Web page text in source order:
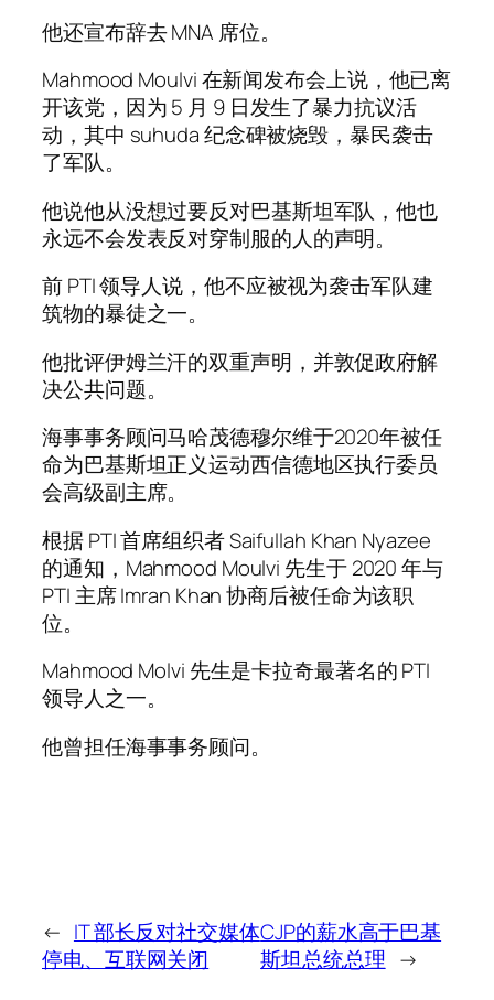
他还宣布辞去 MNA 席位。
Mahmood Moulvi 在新闻发布会上说，他已离
开该党，因为 5 月 9 日发生了暴力抗议活
动，其中 suhuda 纪念碑被烧毁，暴民袭击
了军队。
他说他从没想过要反对巴基斯坦军队，他也
永远不会发表反对穿制服的人的声明。
前 PTI 领导人说，他不应被视为袭击军队建
筑物的暴徒之一。
他批评伊姆兰汗的双重声明，并敦促政府解
决公共问题。
海事事务顾问马哈茂德穆尔维于2020年被任
命为巴基斯坦正义运动西信德地区执行委员
会高级副主席。
根据 PTI 首席组织者 Saifullah Khan Nyazee
的通知，Mahmood Moulvi 先生于 2020 年与
PTI 主席 Imran Khan 协商后被任命为该职
位。
Mahmood Molvi 先生是卡拉奇最著名的 PTI
领导人之一。
他曾担任海事事务顾问。
← IT 部长反对社交媒体
停电、互联网关闭
CJP的薪水高于巴基
斯坦总统总理 →